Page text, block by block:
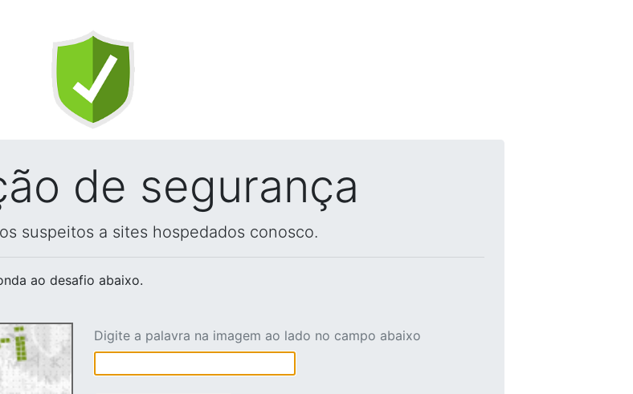
de segurança
suspeitos a sites hospedados conosco.
ao desafio abaixo.
Digite a palavra na imagem ao lado no campo abaixo